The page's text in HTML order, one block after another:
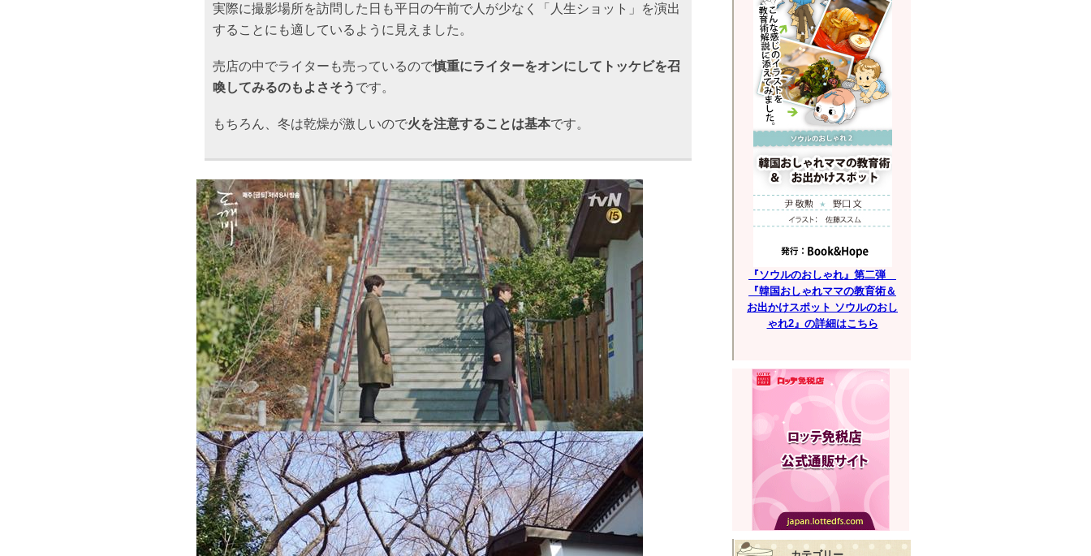
実際に撮影場所を訪問した日も平日の午前で人が少なく「人生ショット」を演出
することにも適しているように見えました。
売店の中でライターも売っているので慎重にライターをオンにしてトッケビを召
喚してみるのもよさそう です。
もちろん、冬は乾燥が激しいので火を注意することは基本です。
『ソウルのおしゃれ』第二弾
『韓国おしゃれママの教育術＆
お出かけスポット ソウルのおし
ゃれ2』の詳細はこちら